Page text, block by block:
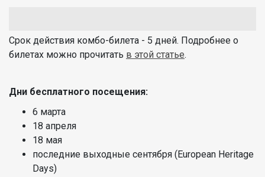
Срок действия комбо-билета - 5 дней. Подробнее о
билетах можно прочитать в этой статье.
Дни бесплатного посещения:
6 марта
18 апреля
18 мая
последние выходные сентября (European Heritage
Days)